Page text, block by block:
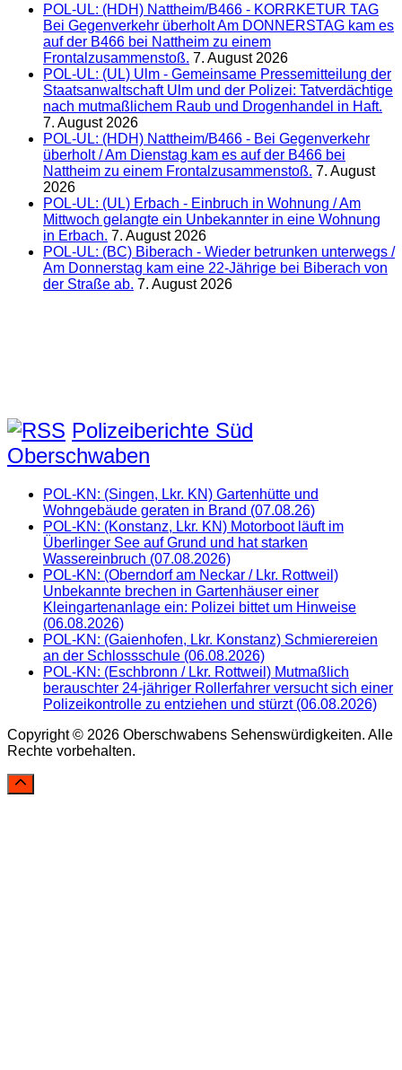
POL-UL: (HDH) Nattheim/B466 - KORRKETUR TAG
Bei Gegenverkehr überholt Am DONNERSTAG kam es
auf der B466 bei Nattheim zu einem
Frontalzusammenstoß. 7. August 2026
POL-UL: (UL) Ulm - Gemeinsame Pressemitteilung der
Staatsanwaltschaft Ulm und der Polizei: Tatverdächtige
nach mutmaßlichem Raub und Drogenhandel in Haft.
7. August 2026
POL-UL: (HDH) Nattheim/B466 - Bei Gegenverkehr
überholt / Am Dienstag kam es auf der B466 bei
Nattheim zu einem Frontalzusammenstoß. 7. August
2026
POL-UL: (UL) Erbach - Einbruch in Wohnung / Am
Mittwoch gelangte ein Unbekannter in eine Wohnung
in Erbach. 7. August 2026
POL-UL: (BC) Biberach - Wieder betrunken unterwegs /
Am Donnerstag kam eine 22-Jährige bei Biberach von
der Straße ab. 7. August 2026
Polizeiberichte Süd
Oberschwaben
POL-KN: (Singen, Lkr. KN) Gartenhütte und
Wohngebäude geraten in Brand (07.08.26)
POL-KN: (Konstanz, Lkr. KN) Motorboot läuft im
Überlinger See auf Grund und hat starken
Wassereinbruch (07.08.2026)
POL-KN: (Oberndorf am Neckar / Lkr. Rottweil)
Unbekannte brechen in Gartenhäuser einer
Kleingartenanlage ein: Polizei bittet um Hinweise
(06.08.2026)
POL-KN: (Gaienhofen, Lkr. Konstanz) Schmierereien
an der Schlossschule (06.08.2026)
POL-KN: (Eschbronn / Lkr. Rottweil) Mutmaßlich
berauschter 24-jähriger Rollerfahrer versucht sich einer
Polizeikontrolle zu entziehen und stürzt (06.08.2026)
Copyright © 2026 Oberschwabens Sehenswürdigkeiten. Alle
Rechte vorbehalten.